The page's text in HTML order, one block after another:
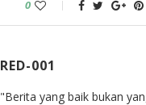
0
RED-001
"Berita yang baik bukan